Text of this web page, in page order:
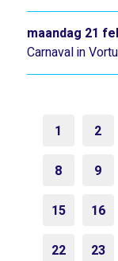
Carnaval in
maandag 21
1 2
8 9
15 16
22 23